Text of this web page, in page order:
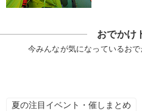
おでかけ
今みんなが気になっているお
夏の注目イベント・催しまとめ